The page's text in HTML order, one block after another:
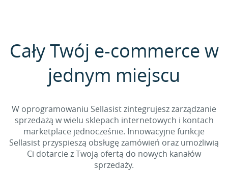
Cały Twój e-commerce w
jednym miejscu
W oprogramowaniu Sellasist zintegrujesz zarządzanie
sprzedażą w wielu sklepach internetowych i kontach
marketplace jednocześnie. Innowacyjne funkcje
Sellasist przyspieszą obsługę zamówień oraz umożliwią
Ci dotarcie z Twoją ofertą do nowych kanałów
sprzedaży.